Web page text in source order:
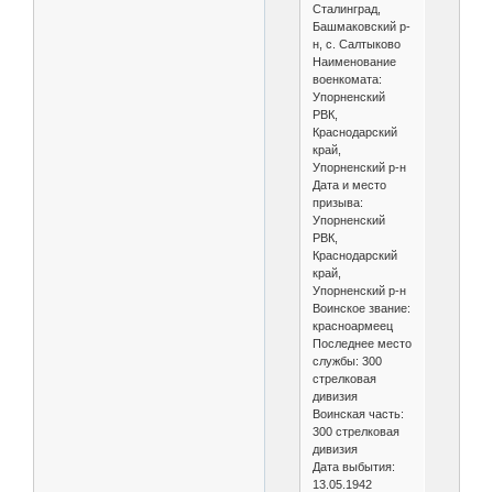
Сталинград,
Башмаковский р-
н, с. Салтыково
Наименование
военкомата:
Упорненский
РВК,
Краснодарский
край,
Упорненский р-н
Дата и место
призыва:
Упорненский
РВК,
Краснодарский
край,
Упорненский р-н
Воинское звание:
красноармеец
Последнее место
службы: 300
стрелковая
дивизия
Воинская часть:
300 стрелковая
дивизия
Дата выбытия:
13.05.1942